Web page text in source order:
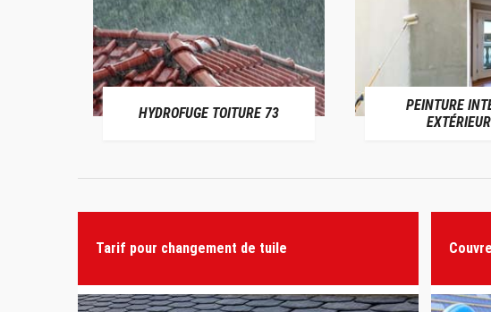
HYDROFUGE TOITURE 73
PEINTURE
Tarif pour changement de tuile